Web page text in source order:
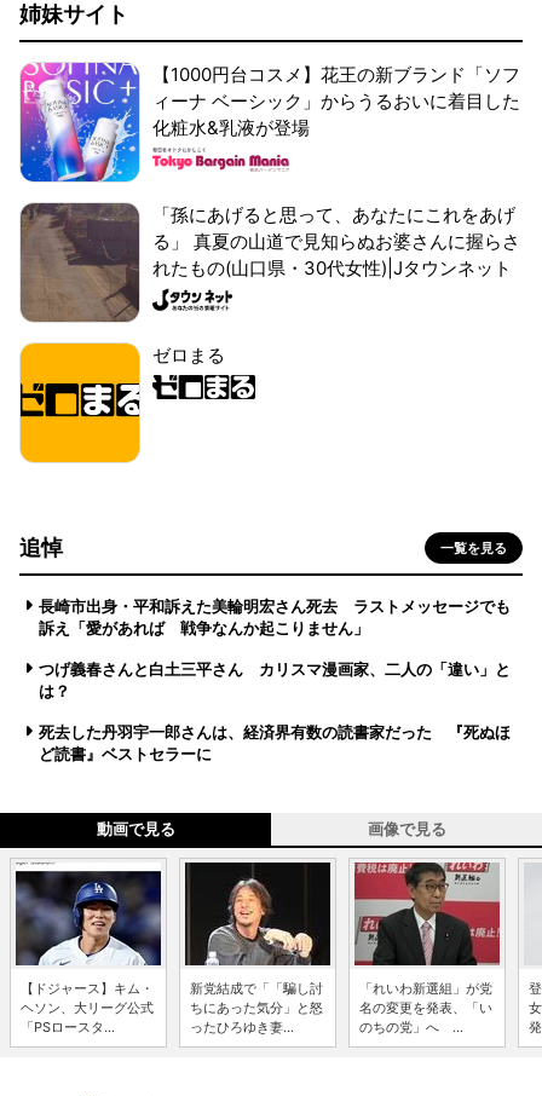
姉妹サイト
【1000円台コスメ】花王の新ブランド「ソフ
ィーナ ベーシック」からうるおいに着目した
化粧水&乳液が登場
「孫にあげると思って、あなたにこれをあげ
る」 真夏の山道で見知らぬお婆さんに握らさ
れたもの(山口県・30代女性)|Jタウンネット
ゼロまる
追悼 一覧を見る
長崎市出身・平和訴えた美輪明宏さん死去 ラストメッセージでも
訴え「愛があれば 戦争なんか起こりません」
つげ義春さんと白土三平さん カリスマ漫画家、二人の「違い」と
は？
死去した丹羽宇一郎さんは、経済界有数の読書家だった 『死ぬほ
ど読書』ベストセラーに
動画で見る 画像で見る
【ドジャース】キム・
ヘソン、大リーグ公式
「PSロースタ...
新党結成で「「騙し討
ちにあった気分」と怒
ったひろゆき妻...
「れいわ新選組」が党
名の変更を発表、「い
のちの党」へ ...